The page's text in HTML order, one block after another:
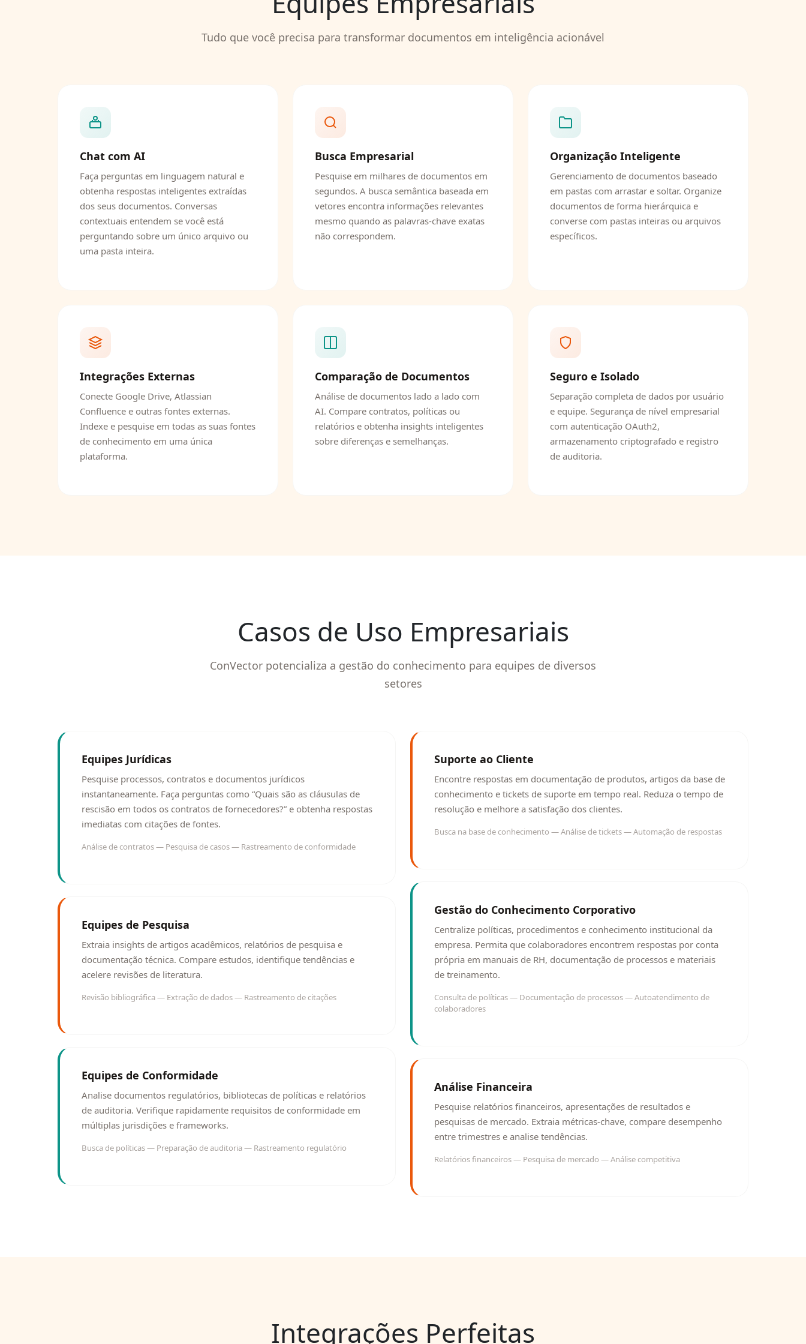
Tudo que você precisa para transformar documentos em inteligência acionável
Chat com AI
Faça perguntas em linguagem natural e
obtenha respostas inteligentes extraídas
dos seus documentos. Conversas
contextuais entendem se você está
perguntando sobre um único arquivo ou
uma pasta inteira.
Busca Empresarial
Pesquise em milhares de documentos em
segundos. A busca semântica baseada em
vetores encontra informações relevantes
mesmo quando as palavras-chave exatas
não correspondem.
Organização Inteligente
Gerenciamento de documentos baseado
em pastas com arrastar e soltar. Organize
documentos de forma hierárquica e
converse com pastas inteiras ou arquivos
específicos.
Integrações Externas
Conecte Google Drive, Atlassian
Confluence e outras fontes externas.
Indexe e pesquise em todas as suas fontes
de conhecimento em uma única
plataforma.
Comparação de Documentos
Análise de documentos lado a lado com
AI. Compare contratos, políticas ou
relatórios e obtenha insights inteligentes
sobre diferenças e semelhanças.
Seguro e Isolado
Separação completa de dados por usuário
e equipe. Segurança de nível empresarial
com autenticação OAuth2,
armazenamento criptografado e registro
de auditoria.
Casos de Uso Empresariais
ConVector potencializa a gestão do conhecimento para equipes de diversos
setores
Equipes Jurídicas
Pesquise processos, contratos e documentos jurídicos
instantaneamente. Faça perguntas como “Quais são as cláusulas de
rescisão em todos os contratos de fornecedores?” e obtenha respostas
imediatas com citações de fontes.
Análise de contratos — Pesquisa de casos — Rastreamento de conformidade
Equipes de Pesquisa
Extraia insights de artigos acadêmicos, relatórios de pesquisa e
documentação técnica. Compare estudos, identifique tendências e
acelere revisões de literatura.
Revisão bibliográfica — Extração de dados — Rastreamento de citações
Equipes de Conformidade
Analise documentos regulatórios, bibliotecas de políticas e relatórios
de auditoria. Verifique rapidamente requisitos de conformidade em
múltiplas jurisdições e frameworks.
Busca de políticas — Preparação de auditoria — Rastreamento regulatório
Suporte ao Cliente
Encontre respostas em documentação de produtos, artigos da base de
conhecimento e tickets de suporte em tempo real. Reduza o tempo de
resolução e melhore a satisfação dos clientes.
Busca na base de conhecimento — Análise de tickets — Automação de respostas
Gestão do Conhecimento Corporativo
Centralize políticas, procedimentos e conhecimento institucional da
empresa. Permita que colaboradores encontrem respostas por conta
própria em manuais de RH, documentação de processos e materiais
de treinamento.
Consulta de políticas — Documentação de processos — Autoatendimento de
colaboradores
Análise Financeira
Pesquise relatórios financeiros, apresentações de resultados e
pesquisas de mercado. Extraia métricas-chave, compare desempenho
entre trimestres e analise tendências.
Relatórios financeiros — Pesquisa de mercado — Análise competitiva
Integrações Perfeitas